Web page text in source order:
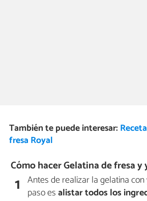
También te puede interesar:
fresa Royal
Cómo hacer Gelatina de fresa y
1 Antes de realizar la gelatina
paso esalistar todos los